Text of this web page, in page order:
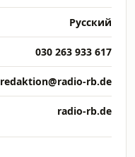
Русский
030 263 933 617
redaktion@radio-rb.de
radio-rb.de